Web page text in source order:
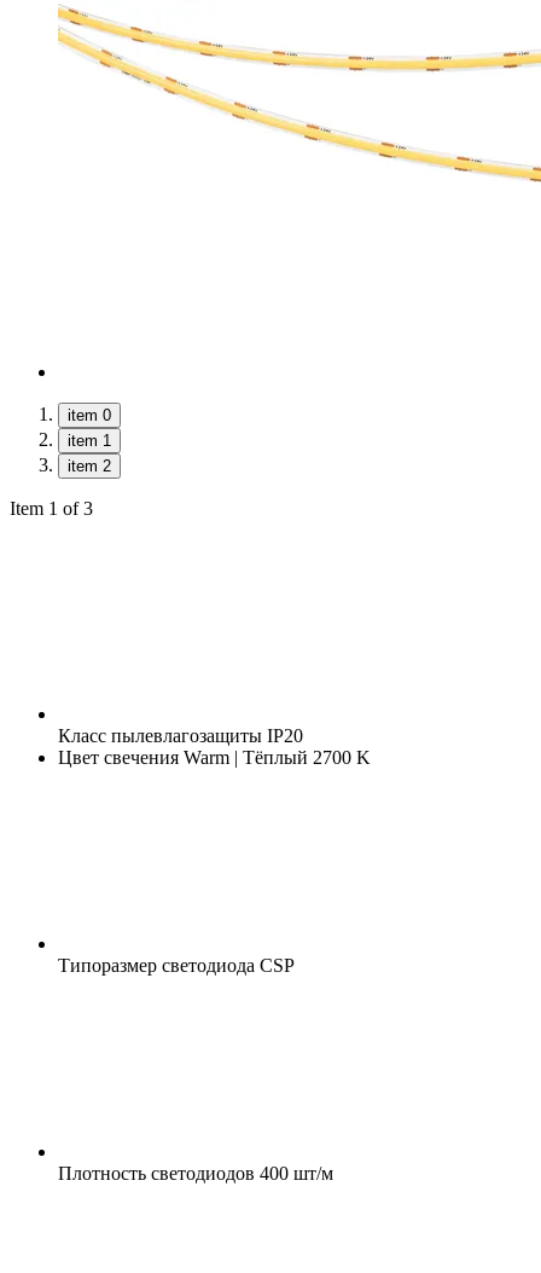
item 0
item 1
item 2
Item 1 of 3
Класс пылевлагозащиты IP20
Цвет свечения Warm | Тёплый 2700 K
Типоразмер светодиода CSP
Плотность светодиодов 400 шт/м